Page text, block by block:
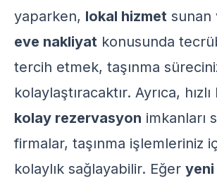
yaparken, lokal hizmet sunan
eve nakliyat konusunda
tercih etmek, taşınma
kolaylaştıracaktır. Ayrıca,
kolay rezervasyon imkanları
firmalar, taşınma işlemleriniz
kolaylık sağlayabilir. Eğer yeni